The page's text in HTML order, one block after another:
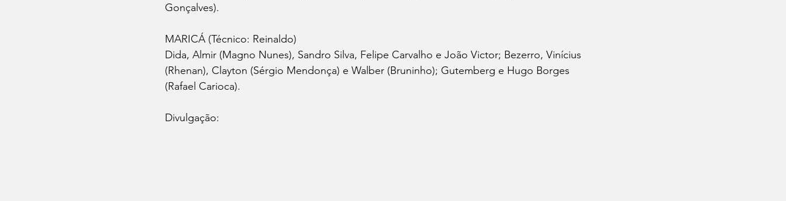
Gonçalves).
MARICÁ (Técnico: Reinaldo)
Dida, Almir (Magno Nunes), Sandro Silva, Felipe Carvalho e João Victor; Bezerro, Vinícius
(Rhenan), Clayton (Sérgio Mendonça) e Walber (Bruninho); Gutemberg e Hugo Borges
(Rafael Carioca).
Divulgação: